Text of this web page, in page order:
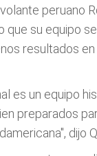
peruano
que su equipo
resultados
es un equipo
preparados
dijo